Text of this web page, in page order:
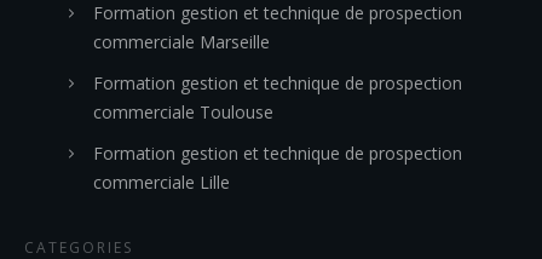
Formation gestion et technique de prospection
commerciale Marseille
Formation gestion et technique de prospection
commerciale Toulouse
Formation gestion et technique de prospection
commerciale Lille
CATEGORIES